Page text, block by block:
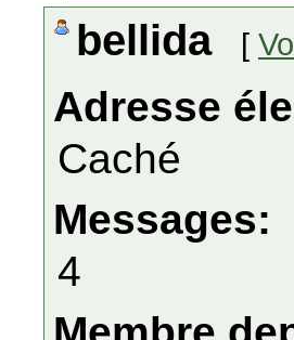
bellida [
Adresse
Caché
Messages:
4